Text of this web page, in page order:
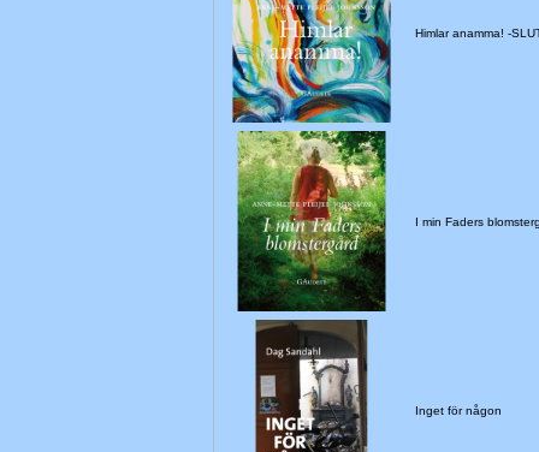
Himlar anamma! -
I min Faders
Inget för någon